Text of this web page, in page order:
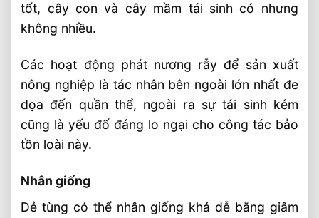
tốt, cây con và cây mầm tái sinh có nhưng
không nhiều.
Các hoạt động phát nương rẫy để sản xuất
nông nghiệp là tác nhân bên ngoài lớn nhất đe
dọa đến quần thể, ngoài ra sự tái sinh kém
cũng là yếu đố đáng lo ngại cho công tác bảo
tồn loài này.
Nhân giống
Dẻ tùng có thể nhân giống khá dễ bằng giâm